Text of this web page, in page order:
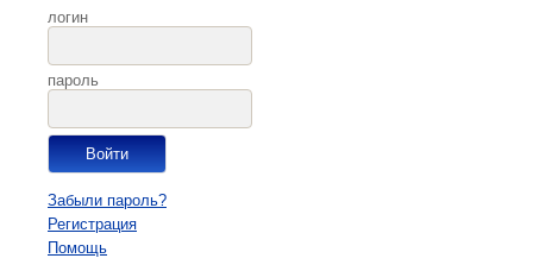
логин
пароль
Забыли пароль?
Регистрация
Помощь